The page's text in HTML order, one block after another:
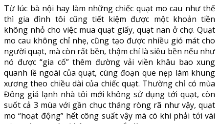
Từ lúc bà nội hay làm những chiếc quạt mo cau như thế
thì gia đình tôi cũng tiết kiệm được một khoản tiền
không nhỏ cho việc mua quạt giấy, quạt nan ở chợ. Quạt
mo cau không chỉ nhẹ, cũng tạo được nhiều gió mát cho
người quạt, mà còn rất bền, thậm chí là siêu bền nếu như
nó được “gia cố” thêm đường vải viền khâu bao xung
quanh lề ngoài của quạt, cùng đoạn que nẹp làm khung
xương theo chiều dài của chiếc quạt. Thường chỉ có mùa
Đông giá lạnh nhà tôi mới không sử dụng tới quạt, còn
suốt cả 3 mùa với gần chục tháng ròng rã như vậy, quạt
mo “hoạt động” hết công suất vậy mà có khi phải tới vài